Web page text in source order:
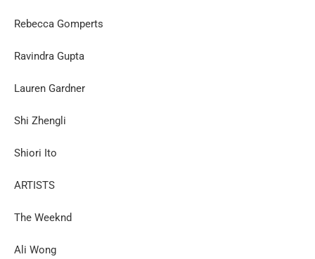
Rebecca Gomperts
Ravindra Gupta
Lauren Gardner
Shi Zhengli
Shiori Ito
ARTISTS
The Weeknd
Ali Wong